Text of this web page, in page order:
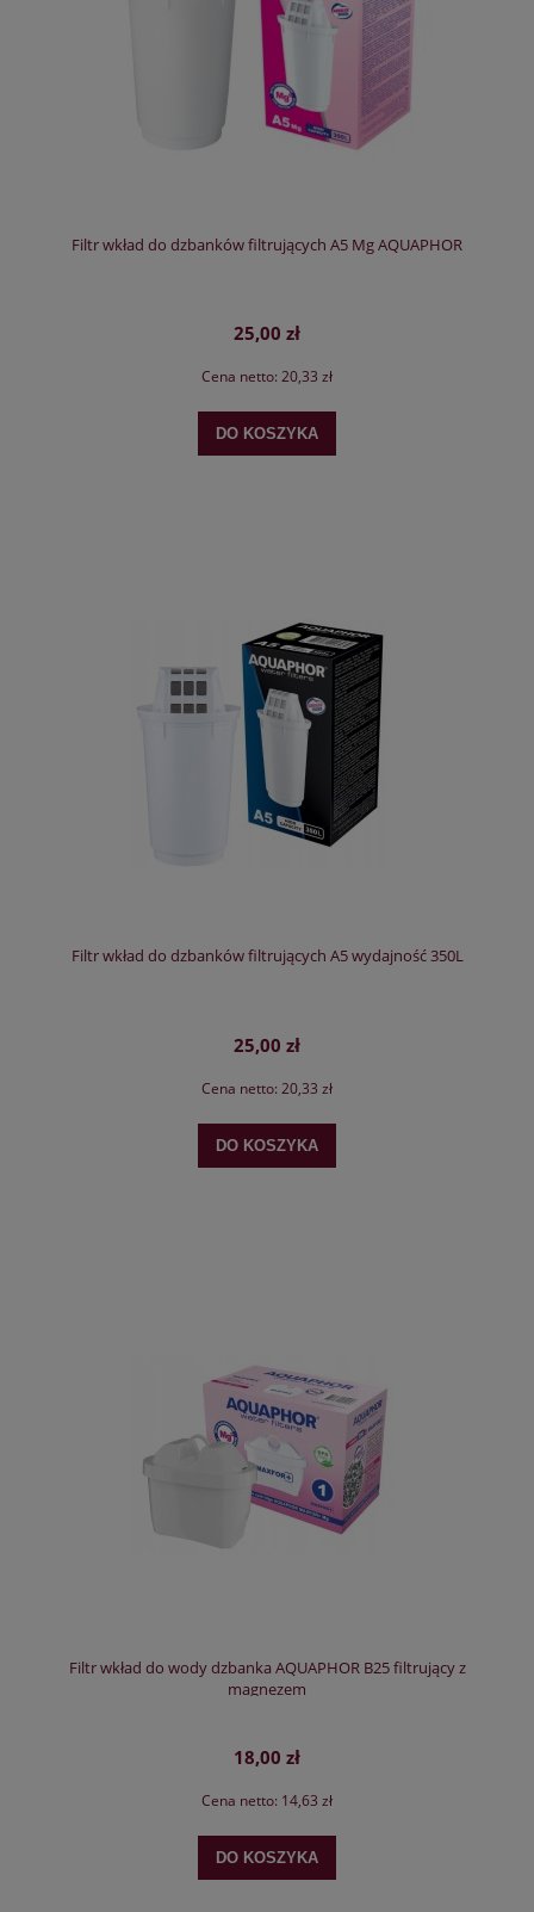
Filtr wkład do dzbanków filtrujących A5 Mg AQUAPHOR
25,00 zł
Cena netto: 20,33 zł
DO KOSZYKA
Filtr wkład do dzbanków filtrujących A5 wydajność 350L
25,00 zł
Cena netto: 20,33 zł
DO KOSZYKA
Filtr wkład do wody dzbanka AQUAPHOR B25 filtrujący z
magnezem
18,00 zł
Cena netto: 14,63 zł
DO KOSZYKA